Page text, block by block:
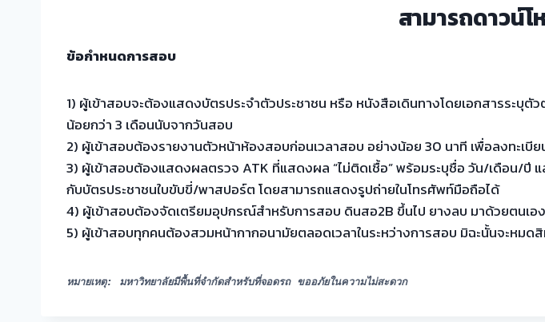
สามารถดาวน์
ข้อกำหนดการสอบ
1) ผู้เข้าสอบจะต้องแสดงบัตรประจำตัวประชาชน หรือ หนังสือเดินทางโดยเอกสารระบุ
น้อยกว่า 3 เดือนนับจากวันสอบ
2) ผู้เข้าสอบต้องรายงานตัวหน้าห้องสอบก่อนเวลาสอบ อย่างน้อย 30 นาที เพื่อลงทะเ
3) ผู้เข้าสอบต้องแสดงผลตรวจ ATK ที่แสดงผล “ไม่ติดเชื้อ” พร้อมระบุชื่อ วัน/เดือน/ปี
กับบัตรประชาชนใบขับขี่/พาสปอร์ต โดยสามารถแสดงรูปถ่ายในโทรศัพท์มือถือได้
4) ผู้เข้าสอบต้องจัดเตรียมอุปกรณ์สำหรับการสอบ ดินสอ2B ขึ้นไป ยางลบ มาด้วยตนเอง
5) ผู้เข้าสอบทุกคนต้องสวมหน้ากากอนามัยตลอดเวลาในระหว่างการสอบ มิฉะนั้นจะหมด
หมายเหตุ: มหาวิทยาลัยมีพื้นที่จำกัดสำหรับที่จอดรถ ขออภัยในความไม่สะดวก